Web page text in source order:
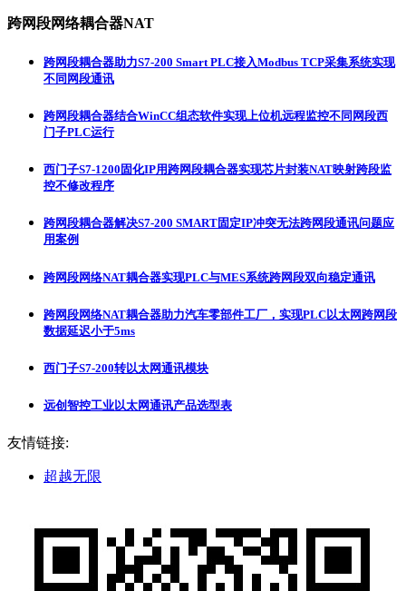
跨网段网络耦合器NAT
跨网段耦合器助力S7-200 Smart PLC接入Modbus TCP采集系统实现
不同网段通讯
跨网段耦合器结合WinCC组态软件实现上位机远程监控不同网段西
门子PLC运行
西门子S7-1200固化IP用跨网段耦合器实现芯片封装NAT映射跨段监
控不修改程序
跨网段耦合器解决S7-200 SMART固定IP冲突无法跨网段通讯问题应
用案例
跨网段网络NAT耦合器实现PLC与MES系统跨网段双向稳定通讯
跨网段网络NAT耦合器助力汽车零部件工厂，实现PLC以太网跨网段
数据延迟小于5ms
西门子S7-200转以太网通讯模块
远创智控工业以太网通讯产品选型表
友情链接:
超越无限